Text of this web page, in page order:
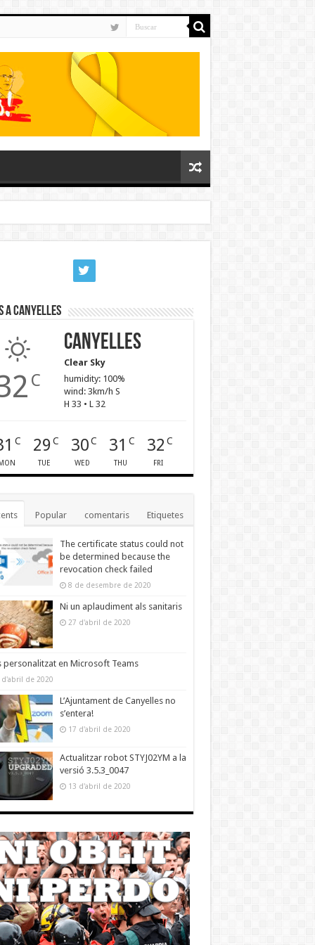
a Canyelles
C
Canyelles
Clear Sky
humidity: 100%
wind: 3km/h S
H 33 • L 32
C 29C
TUE
30C
WED
31 C
THU
32 C
FRI
Popular comentaris Etiquetes
The certificate status could not
be determined because the
revocation check failed
8 de desembre de 2020
Ni un aplaudiment als sanitaris
27 d'abril de 2020
personalitzat en Microsoft Teams
d'abril de 2020
L’Ajuntament de Canyelles no
s’entera!
17 d'abril de 2020
Actualitzar robot STYJ02YM a la
versió 3.5.3_0047
13 d'abril de 2020